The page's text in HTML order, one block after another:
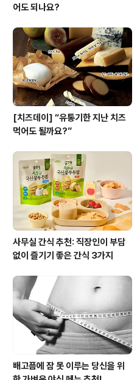
어도 되나요?
[치즈데이] “유통기한 지난 치즈
먹어도 될까요?”
사무실 간식 추천: 직장인이 부담
없이 즐기기 좋은 간식 3가지
배고픔에 잠 못 이루는 당신을 위